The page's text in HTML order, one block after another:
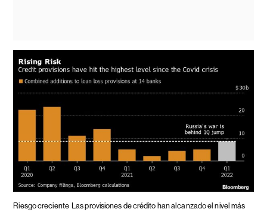
Riesgo creciente Las provisiones de crédito han alcanzado el nivel más